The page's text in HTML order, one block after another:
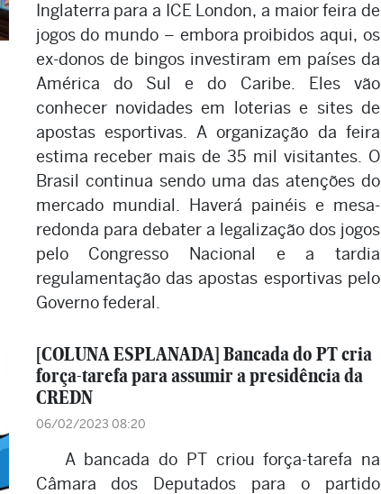
Inglaterra para a ICE London, a maior feira de
jogos do mundo – embora proibidos aqui, os
ex-donos de bingos investiram em países da
América do Sul e do Caribe. Eles vão
conhecer novidades em loterias e sites de
apostas esportivas. A organização da feira
estima receber mais de 35 mil visitantes. O
Brasil continua sendo uma das atenções do
mercado mundial. Haverá painéis e mesa-
redonda para debater a legalização dos jogos
pelo Congresso Nacional e a tardia
regulamentação das apostas esportivas pelo
Governo federal.
[COLUNA ESPLANADA] Bancada do PT cria
força-tarefa para assumir a presidência da
CREDN
06/02/2023 08:20
A bancada do PT criou força-tarefa na
Câmara dos Deputados para o partido